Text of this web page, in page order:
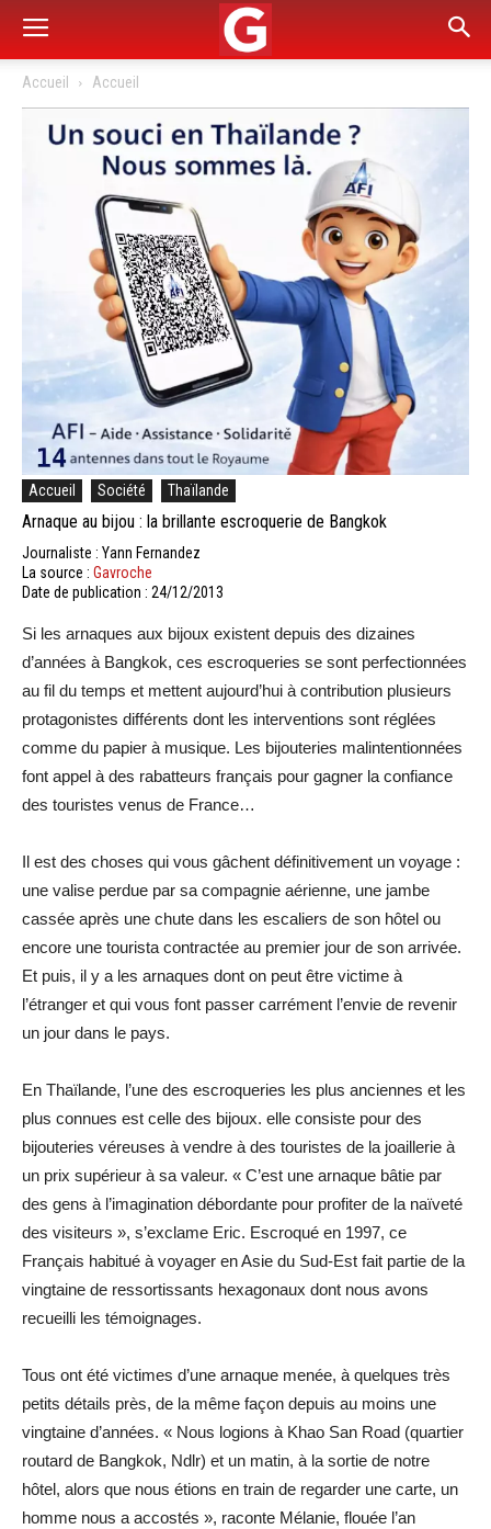
Accueil Accueil
Accueil Société Thaïlande
Arnaque au bijou : la brillante escroquerie de Bangkok
Journaliste : Yann Fernandez
La source : Gavroche
Date de publication : 24/12/2013
Si les arnaques aux bijoux existent depuis des dizaines
d’années à Bangkok, ces escroqueries se sont perfectionnées
au fil du temps et mettent aujourd’hui à contribution plusieurs
protagonistes différents dont les interventions sont réglées
comme du papier à musique. Les bijouteries malintentionnées
font appel à des rabatteurs français pour gagner la confiance
des touristes venus de France…
Il est des choses qui vous gâchent définitivement un voyage :
une valise perdue par sa compagnie aérienne, une jambe
cassée après une chute dans les escaliers de son hôtel ou
encore une tourista contractée au premier jour de son arrivée.
Et puis, il y a les arnaques dont on peut être victime à
l’étranger et qui vous font passer carrément l’envie de revenir
un jour dans le pays.
En Thaïlande, l’une des escroqueries les plus anciennes et les
plus connues est celle des bijoux. elle consiste pour des
bijouteries véreuses à vendre à des touristes de la joaillerie à
un prix supérieur à sa valeur. « C’est une arnaque bâtie par
des gens à l’imagination débordante pour profiter de la naïveté
des visiteurs », s’exclame Eric. Escroqué en 1997, ce
Français habitué à voyager en Asie du Sud-Est fait partie de la
vingtaine de ressortissants hexagonaux dont nous avons
recueilli les témoignages.
Tous ont été victimes d’une arnaque menée, à quelques très
petits détails près, de la même façon depuis au moins une
vingtaine d’années. « Nous logions à Khao San Road (quartier
routard de Bangkok, Ndlr) et un matin, à la sortie de notre
hôtel, alors que nous étions en train de regarder une carte, un
homme nous a accostés », raconte Mélanie, flouée l’an